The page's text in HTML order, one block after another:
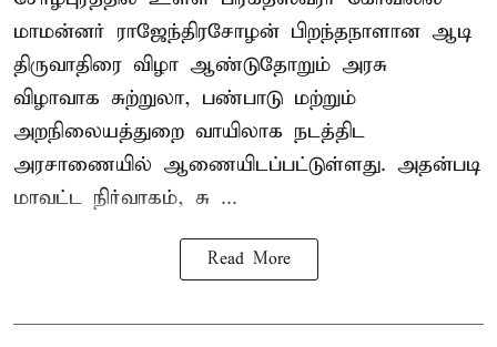
மாமன்னர் ராஜேந்திரசோழன் பிறந்தநாளான ஆடி
திருவாதிரை விழா ஆண்டுதோறும் அரசு
விழாவாக சுற்றுலா, பண்பாடு மற்றும்
அறநிலையத்துறை வாயிலாக நடத்திட
அரசாணையில் ஆணையிடப்பட்டுள்ளது. அதன்படி
மாவட்ட நிர்வாகம், சு ...
Read More